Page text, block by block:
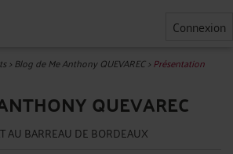
Connexion
>Blog de Me Anthony QUEVAREC>Présentation
QUEVAREC
AU BARREAU DE BORDEAUX